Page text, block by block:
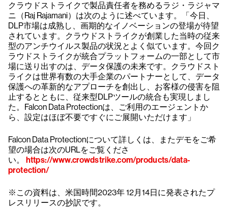
クラウドストライクで製品責任者を務めるラジ・ラジャマ
ニ（Raj Rajamani）は次のように述べています。「今日、
DLP市場は成熟し、画期的なイノベーションの登場が待望
されています。クラウドストライクが創業した当時の従来
型のアンチウイルス製品の状況とよく似ています。今回ク
ラウドストライクが統合プラットフォームの一部として市
場に送り出すのは、データ保護の未来です。クラウドスト
ライクは世界有数の大手企業のパートナーとして、データ
保護への革新的なアプローチを創出し、お客様の侵害を阻
止するとともに、従来型DLPツールの統合も実現しまし
た。Falcon Data Protectionは、ご利用のエージェントか
ら、設定はほぼ不要ですぐにご展開いただけます」
Falcon Data Protectionについて詳しくは、またデモをご希
望の場合は次のURLをご覧くださ
い。 https://www.crowdstrike.com/products/data-
protection/
※この資料は、米国時間2023年 12月14日に発表されたプ
レスリリースの抄訳です。